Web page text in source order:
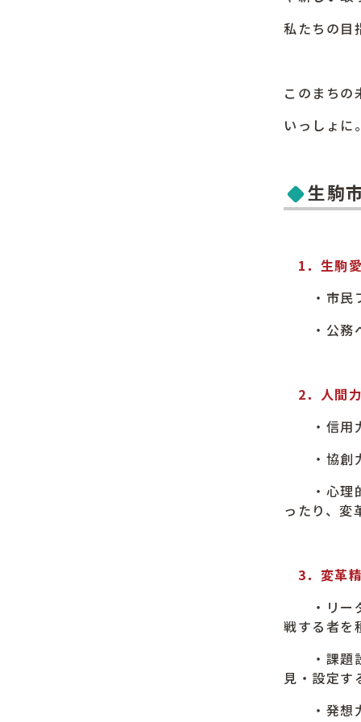
私たちの目
このまちの
いっしょに
生駒
1．生駒
・市民フ
・公務へ
2．人間
・信用力
・協創力
・心理的
ったり、変
3．変革
・リーダ
戦する者を
・課題設
見・設定す
・発想力